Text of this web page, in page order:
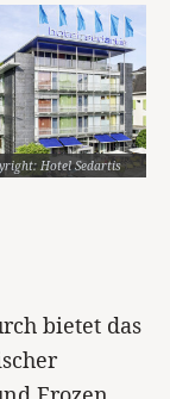
Hotel Sedartis
bietet das